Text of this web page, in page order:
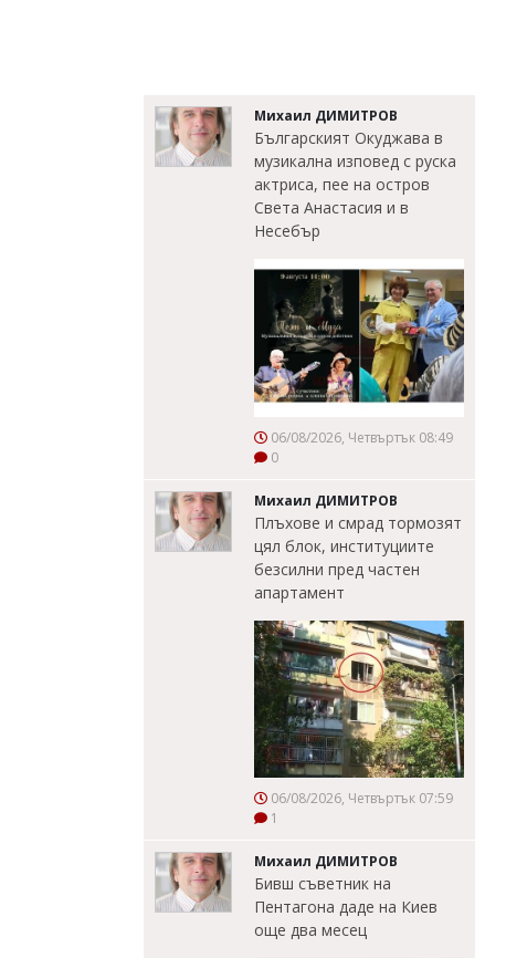
Михаил ДИМИТРОВ
Българският Окуджава в
музикална изповед с руска
актриса, пее на остров
Света Анастасия и в
Несебър
06/08/2026, Четвъртък 08:49
0
Михаил ДИМИТРОВ
Плъхове и смрад тормозят
цял блок, институциите
безсилни пред частен
апартамент
06/08/2026, Четвъртък 07:59
1
Михаил ДИМИТРОВ
Бивш съветник на
Пентагона даде на Киев
още два месец